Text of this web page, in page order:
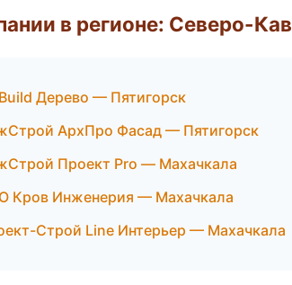
в регионе: Северо-
Дерево — Пятигорск
АрхПро Фасад — Пятигорск
Проект Pro — Махачкала
Кров Инженерия — Махачкала
Строй Line Интерьер — Махачкала